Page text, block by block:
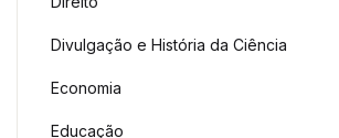
Divulgação e História da Ciência
Economia
Educação